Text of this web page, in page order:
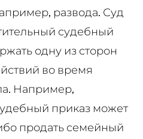
развода. Суд
судебный
одну из сторон
во время
Например,
приказ может
продать семейный